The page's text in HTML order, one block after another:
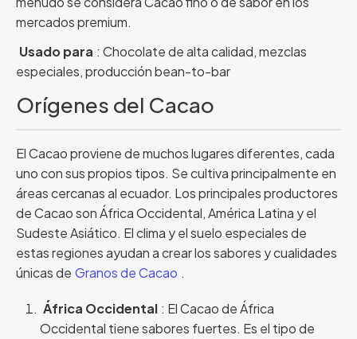
mercados premium.
Usado para : Chocolate de alta calidad, mezclas
especiales, producción bean-to-bar
Orígenes del Cacao
El Cacao proviene de muchos lugares diferentes, cada
uno con sus propios tipos. Se cultiva principalmente en
áreas cercanas al ecuador. Los principales productores
de Cacao son África Occidental, América Latina y el
Sudeste Asiático. El clima y el suelo especiales de
estas regiones ayudan a crear los sabores y cualidades
únicas de Granos de Cacao .
África Occidental : El Cacao de África
Occidental tiene sabores fuertes. Es el tipo de